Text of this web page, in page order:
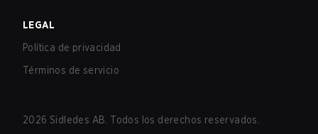
LEGAL
Política de privacidad
Términos de servicio
2026 Sidledes AB. Todos los derechos reservados.